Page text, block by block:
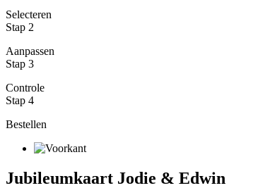
Selecteren
Stap 2
Aanpassen
Stap 3
Controle
Stap 4
Bestellen
Jubileumkaart Jodie & Edwin